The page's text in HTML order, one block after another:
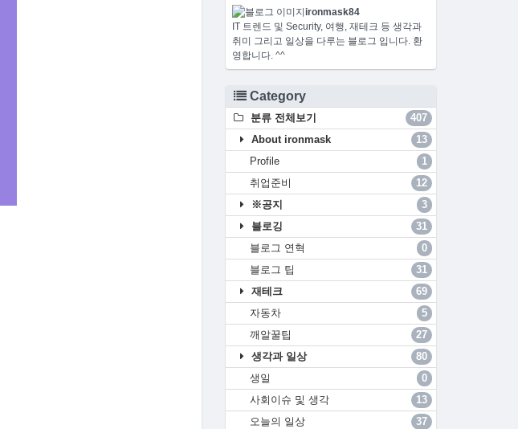
ironmask84
IT 트렌드 및 Security, 여행, 재테크 등 생각과
취미 그리고 일상을 다루는 블로그 입니다. 환
영합니다. ^^
Category
분류 전체보기
407
About ironmask
13
Profile
1
취업준비
12
※공지
3
블로깅
31
블로그 연혁
0
블로그 팁
31
재테크
69
자동차
5
깨알꿀팁
27
생각과 일상
80
생일
0
사회이슈 및 생각
13
오늘의 일상
37